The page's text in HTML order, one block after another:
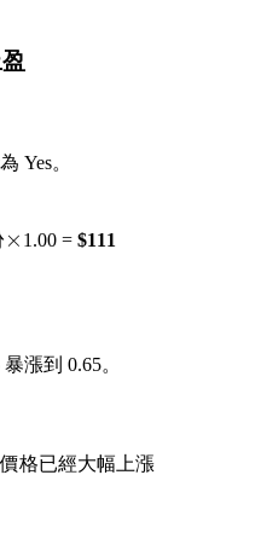
Yes。
× 1.00 = $111
漲到 0.65。
格已經大幅上漲